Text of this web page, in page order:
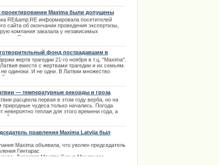
скорая забрала из дома, а не из торгового
Maxima были допущены
RE&amp;RE информировала посетителей
сайта об окончании проведения экспертизы,
компания заказала у независимых
Экспертизу проекта строительства
сертифицированные строительные инженеры
Грасманис, Валерий Васильев и Дидзис
| 28.11.2013
фонд пострадавшим в
жертв трагедии 21-го ноября в т.ц. "Maxima"
вместе с жертвами трагедии и их семьям.
не одиноки. И не одни В Латвии множество
— температурные рекорды и гроза
расцвела первая в этом году верба, но на
природные чудеса только начались. Погода
невероятно теплая для этого времени года, а
радует отсутствие снега и солнечная погода.
радугу и стали делиться фото в
правления Maxima Latvija был
Maxima объявила, что уволен председатель
Гинтарас
Директор Maxima Group Миндаугас